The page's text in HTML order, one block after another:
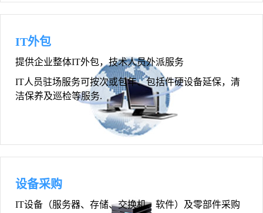
IT外包
提供企业整体IT外包，技术人员外派服务
IT人员驻场服务可按次或包年、包括件硬设备延保，清
洁保养及巡检等服务.
设备采购
IT设备（服务器、存储、交换机、软件）及零部件采购